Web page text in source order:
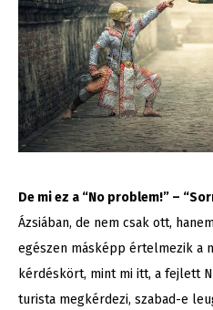
De mi ez a “No problem!” –
Ázsiában, de nem csak ott,
egészen másképp értelmezik a
kérdéskört, mint mi itt, a fejlett
turista megkérdezi, szabad-e